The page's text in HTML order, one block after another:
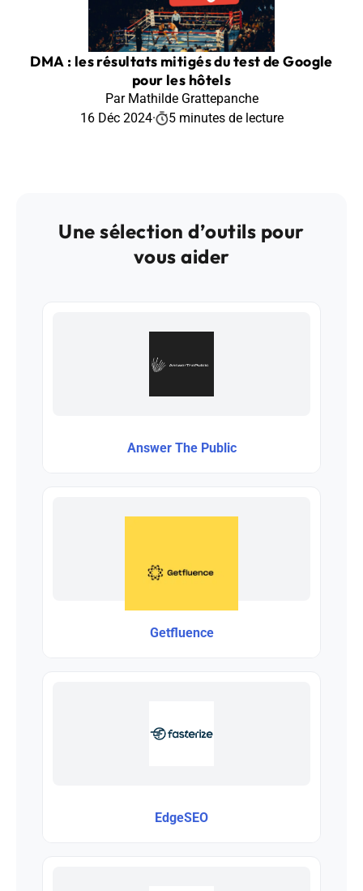
DMA : les résultats mitigés du test de Google
pour les hôtels
Par Mathilde Grattepanche
16 Déc 2024· 5 minutes de lecture
Une sélection d’outils pour
vous aider
Answer The Public
Getfluence
EdgeSEO